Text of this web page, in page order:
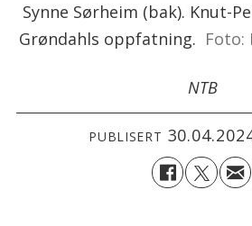
Synne Sørheim (bak). Knut-
Grøndahls oppfatning. Foto:
NTB
PUBLISERT